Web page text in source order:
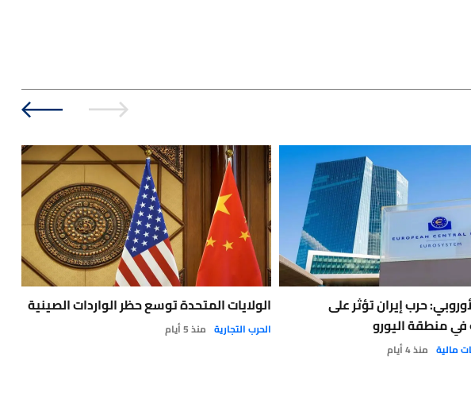
حرب إيران تؤثر على
في منطقة اليورو
مالية منذ 4 أيام
الولايات المتحدة توسع حظر الواردات الصينية
الحرب التجارية منذ 5 أيام